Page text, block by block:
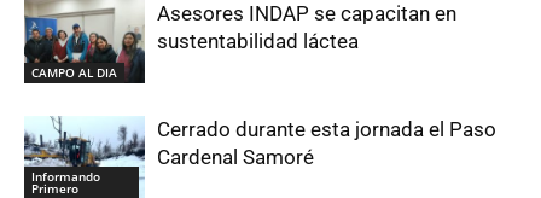
CAMPO AL DIA
Asesores INDAP se capacitan en
sustentabilidad láctea
Informando
Primero
Cerrado durante esta jornada el Paso
Cardenal Samoré